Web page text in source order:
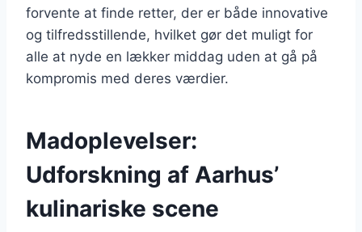
forvente at finde retter, der er både innovative
og tilfredsstillende, hvilket gør det muligt for
alle at nyde en lækker middag uden at gå på
kompromis med deres værdier.
Madoplevelser:
Udforskning af Aarhus’
kulinariske scene